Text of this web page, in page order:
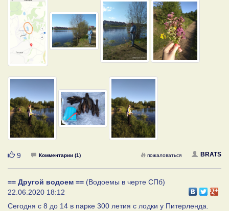
Нравится
9 Комментарии (1) BRATS
пожаловаться
== Другой водоем == (Водоемы в черте СПб)
22.06.2020 18:12
Сегодня с 8 до 14 в парке 300 летия с лодки у Питерленда.